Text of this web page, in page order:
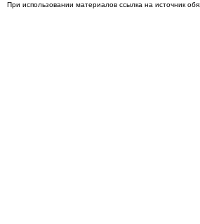
При использовании материалов ссылка на источник